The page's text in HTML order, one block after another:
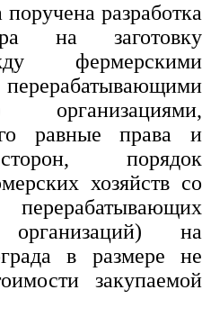
разработка
на заготовку
фермерскими
организациями,
равные права и
порядок
хозяйств со
организаций) на
в размере не
закупаемой